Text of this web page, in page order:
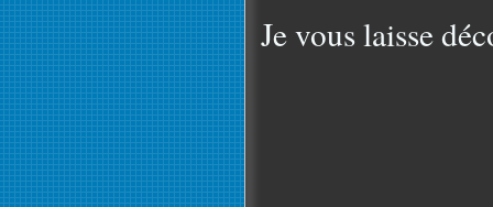
Je vous laisse